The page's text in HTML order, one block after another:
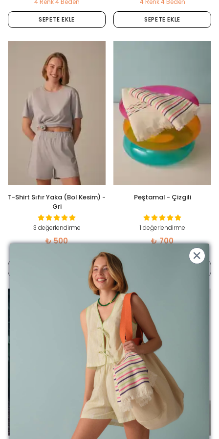
4 Renk 4 Beden
SEPETE EKLE
4 Renk 4 Beden
SEPETE EKLE
T-Shirt Sıfır Yaka (Bol Kesim) -
Gri
3 değerlendirme
₺ 500
Peştamal - Çizgili
1 değerlendirme
₺ 700